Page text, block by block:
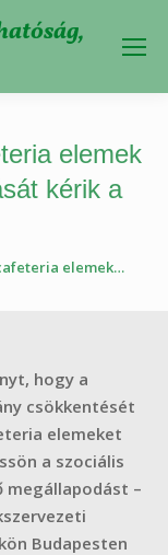
elemek
kérik a
elemek…
hogy a
csökkentését
elemeket
a szociális
megállapodást –
Budapesten